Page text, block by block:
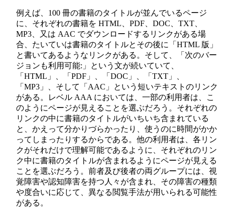
例えば、100 冊の書籍のタイトルが並んでいるページ
に、それぞれの書籍を HTML、PDF、DOC、TXT、
MP3、又は AAC でダウンロードするリンクがある場
合、たいていは書籍のタイトルとその後に「HTML 版」
と書いてあるようなリンクがある。そして、「次のバー
ジョンも利用可能:」という文が続いていて、
「HTML」、「PDF」、「DOC」、「TXT」、
「MP3」、そして「AAC」という短いテキストのリンク
がある。レベル AAA においては、一部の利用者は、こ
のようにページが見えることを選ぶだろう。それぞれの
リンクの中に書籍のタイトルがいちいち含まれている
と、かえって分かりづらかったり、使うのに時間がかか
ってしまったりするからである。他の利用者は、各リン
クがそれだけで理解可能であるように、それぞれのリン
ク中に書籍のタイトルが含まれるようにページが見える
ことを選ぶだろう。前者及び後者の両グループには、視
覚障害や認知障害を持つ人々が含まれ、その障害の種類
や度合いに応じて、異なる閲覧手法が用いられる可能性
がある。